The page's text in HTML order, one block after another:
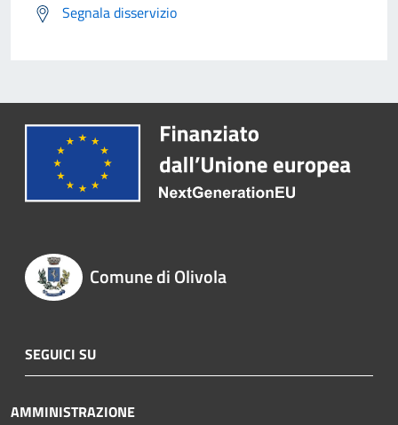
Segnala disservizio
Comune di Olivola
SEGUICI SU
AMMINISTRAZIONE